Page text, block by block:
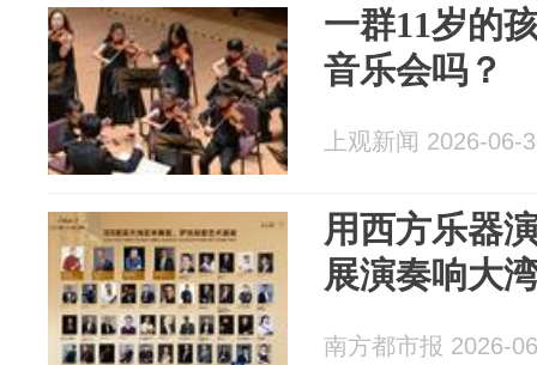
一群11岁的
音乐会吗？
上观新闻 2026-06-
用西方乐器
展演奏响大
南方都市报 2026-